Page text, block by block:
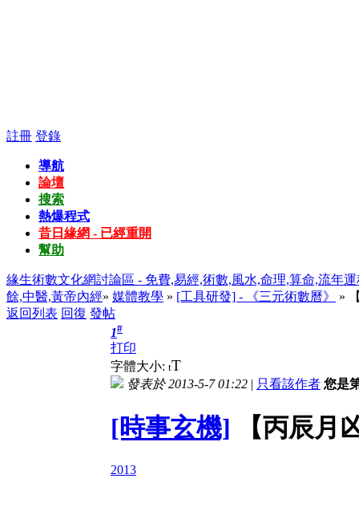
註冊 登錄
導航
論壇
搜索
熱爆程式
昔日緣網 - 已經重開
幫助
緣生術數文化網討論區 - 免費,易經,術數,風水,命理,算命,流年
餘,中醫,黃帝內經» 媒體教學 » [工具研發] - 《三元術數曆》
»
返回列表 回復 發帖
1#
打印
字體大小: tT
發表於 2013-5-7 01:22 | 只看該作者 您是
[時事玄機] 【丙辰月
2013